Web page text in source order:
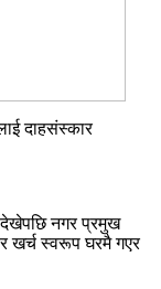
दाहसंस्कार
देखेपछि नगर प्रमुख
खर्च स्वरूप घरमै गएर